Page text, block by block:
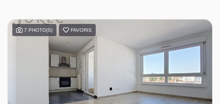
7 PHOTO(S) FAVORIS